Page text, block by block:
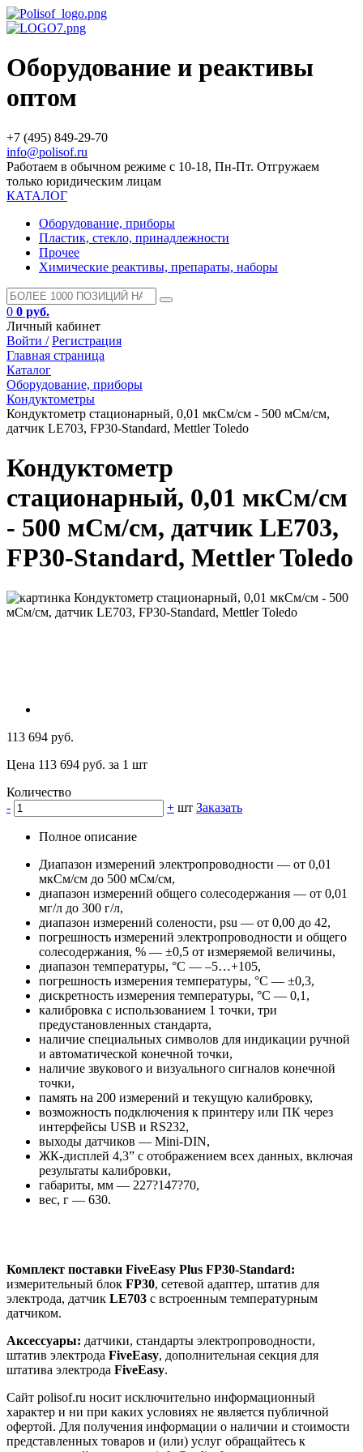
Оборудование и реактивы
оптом
+7 (495) 849-29-70
info@polisof.ru
Работаем в обычном режиме с 10-18, Пн-Пт. Отгружаем
только юридическим лицам
КАТАЛОГ
Оборудование, приборы
Пластик, стекло, принадлежности
Прочее
Химические реактивы, препараты, наборы
0 0 руб.
Личный кабинет
Войти / Регистрация
Главная страница
Каталог
Оборудование, приборы
Кондуктометры
Кондуктометр стационарный, 0,01 мкСм/см - 500 мСм/см,
датчик LE703, FP30-Standard, Mettler Toledo
Кондуктометр
стационарный, 0,01 мкСм/см
- 500 мСм/см, датчик LE703,
FP30-Standard, Mettler Toledo
113 694 руб.
Цена 113 694 руб. за 1 шт
Количество
-
+ шт Заказать
Полное описание
Диапазон измерений электропроводности — от 0,01
мкСм/см до 500 мСм/см,
диапазон измерений общего солесодержания — от 0,01
мг/л до 300 г/л,
диапазон измерений солености, psu — от 0,00 до 42,
погрешность измерений электропроводности и общего
солесодержания, % — ±0,5 от измеряемой величины,
диапазон температуры, °С — –5…+105,
погрешность измерения температуры, °С — ±0,3,
дискретность измерения температуры, °С — 0,1,
калибровка с использованием 1 точки, три
предустановленных стандарта,
наличие специальных символов для индикации ручной
и автоматической конечной точки,
наличие звукового и визуального сигналов конечной
точки,
память на 200 измерений и текущую калибровку,
возможность подключения к принтеру или ПК через
интерфейсы USB и RS232,
выходы датчиков — Mini-DIN,
ЖК-дисплей 4,3” с отображением всех данных, включая
результаты калибровки,
габариты, мм — 227?147?70,
вес, г — 630.
Комплект поставки FiveEasy Plus FP30-Standard:
измерительный блок FP30, сетевой адаптер, штатив для
электрода, датчик LE703 с встроенным температурным
датчиком.
Аксессуары: датчики, стандарты электропроводности,
штатив электрода FiveEasy, дополнительная секция для
штатива электрода FiveEasy.
Сайт polisof.ru носит исключительно информационный
характер и ни при каких условиях не является публичной
офертой. Для получения информации о наличии и стоимости
представленных товаров и (или) услуг обращайтесь к